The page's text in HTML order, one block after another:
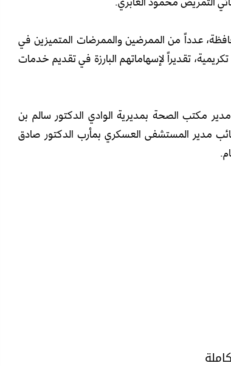
عدداً من الممرضين والممرضات المتميزين في
تقديراً لإسهاماتهم البارزة في تقديم خدمات
مكتب الصحة بمديرية الوادي الدكتور سالم بن
مدير المستشفى العسكري بمأرب الدكتور صادق